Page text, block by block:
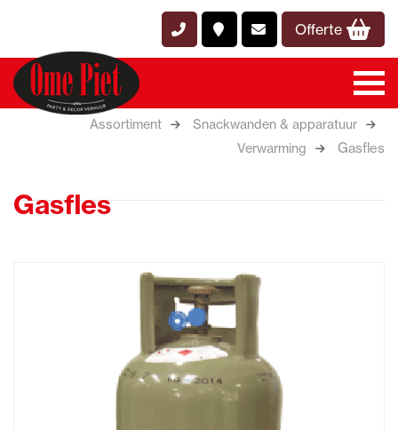
Offerte
Assortiment
Snackwanden & apparatuur
Verwarming
Gasfles
Gasfles